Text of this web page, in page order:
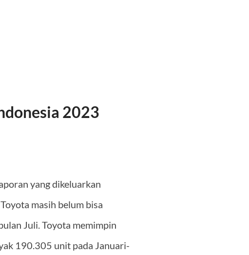
2023
yang dikeluarkan
masih belum bisa
Juli. Toyota memimpin
190.305 unit pada Januari-